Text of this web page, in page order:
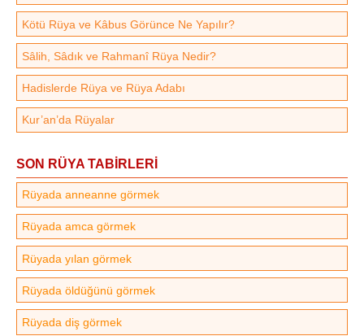
Kötü Rüya ve Kâbus Görünce Ne Yapılır?
Sâlih, Sâdık ve Rahmanî Rüya Nedir?
Hadislerde Rüya ve Rüya Adabı
Kur’an’da Rüyalar
SON RÜYA TABİRLERİ
Rüyada anneanne görmek
Rüyada amca görmek
Rüyada yılan görmek
Rüyada öldüğünü görmek
Rüyada diş görmek